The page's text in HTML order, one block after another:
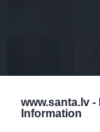
www.santa.lv -
Information